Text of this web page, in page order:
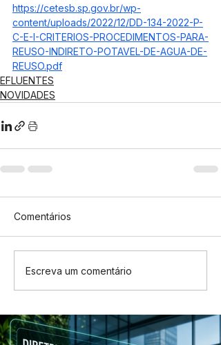
https://cetesb.sp.gov.br/wp-
content/uploads/2022/12/DD-134-2022-P-
C-E-I-CRITERIOS-PROCEDIMENTOS-PARA-
REUSO-INDIRETO-POTAVEL-DE-AGUA-DE-
REUSO.pdf
EFLUENTES
NOVIDADES
Comentários
Escreva um comentário